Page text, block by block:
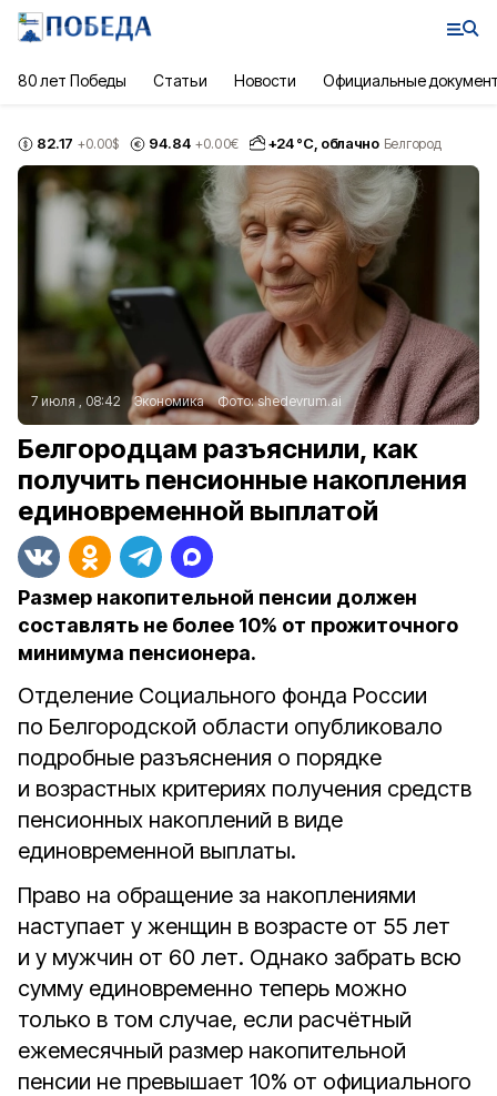
80 лет Победы Статьи Новости Официальные
82.17 +0.00$ 94.84 +0.00€ +24°С, облачно Белгород
7 июля , 08:42 Экономика Фото:shedevrum.ai
Белгородцам разъяснили, как
получить пенсионные накопления
единовременной выплатой
Размер накопительной пенсии должен
составлять не более 10% от прожиточного
минимума пенсионера.
Отделение Социального фонда России
по Белгородской области опубликовало
подробные разъяснения о порядке
и возрастных критериях получения средств
пенсионных накоплений в виде
единовременной выплаты.
Право на обращение за накоплениями
наступает у женщин в возрасте от 55 лет
и у мужчин от 60 лет. Однако забрать всю
сумму единовременно теперь можно
только в том случае, если расчётный
ежемесячный размер накопительной
пенсии не превышает 10% от официального